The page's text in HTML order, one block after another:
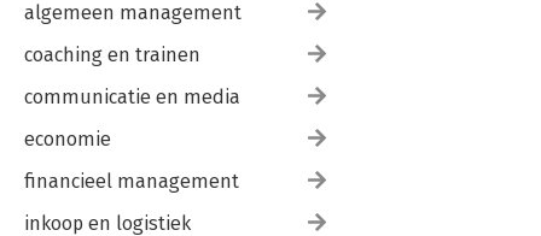
algemeen management
coaching en trainen
communicatie en media
economie
financieel management
inkoop en logistiek